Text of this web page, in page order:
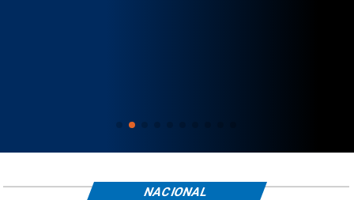
NACIONAL